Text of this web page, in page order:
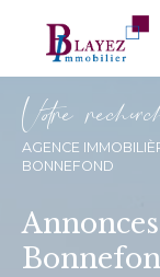
Vore rece
AGENCE
BONNEFOND